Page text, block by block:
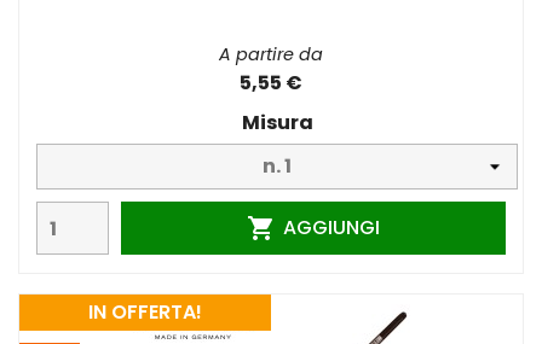
A partire da
5,55 €
Misura
 AGGIUNGI
IN OFFERTA!